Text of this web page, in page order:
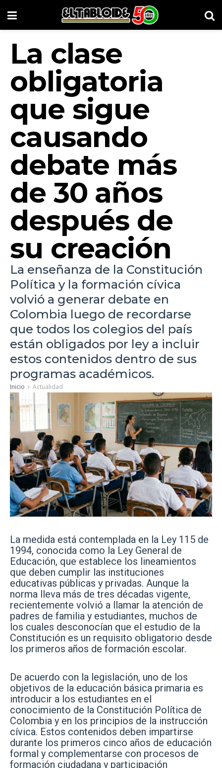
La clase
obligatoria
que sigue
causando
debate más
de 30 años
después de
su creación
La enseñanza de la Constitución
Política y la formación cívica
volvió a generar debate en
Colombia luego de recordarse
que todos los colegios del país
están obligados por ley a incluir
estos contenidos dentro de sus
programas académicos.
Inicio Actualidad
La medida está contemplada en la Ley 115 de
1994, conocida como la Ley General de
Educación, que establece los lineamientos
que deben cumplir las instituciones
educativas públicas y privadas. Aunque la
norma lleva más de tres décadas vigente,
recientemente volvió a llamar la atención de
padres de familia y estudiantes, muchos de
los cuales desconocían que el estudio de la
Constitución es un requisito obligatorio desde
los primeros años de formación escolar.
De acuerdo con la legislación, uno de los
objetivos de la educación básica primaria es
introducir a los estudiantes en el
conocimiento de la Constitución Política de
Colombia y en los principios de la instrucción
cívica. Estos contenidos deben impartirse
durante los primeros cinco años de educación
formal y complementarse con procesos de
formación ciudadana y participación